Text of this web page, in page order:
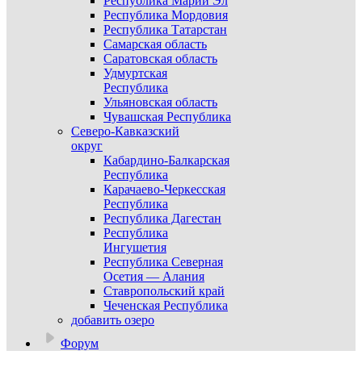
Республика Мордовия
Республика Татарстан
Самарская область
Саратовская область
Удмуртская
Республика
Ульяновская область
Чувашская Республика
Северо-Кавказский
округ
Кабардино-Балкарская
Республика
Карачаево-Черкесская
Республика
Республика Дагестан
Республика
Ингушетия
Республика Северная
Осетия — Алания
Ставропольский край
Чеченская Республика
добавить озеро
Форум